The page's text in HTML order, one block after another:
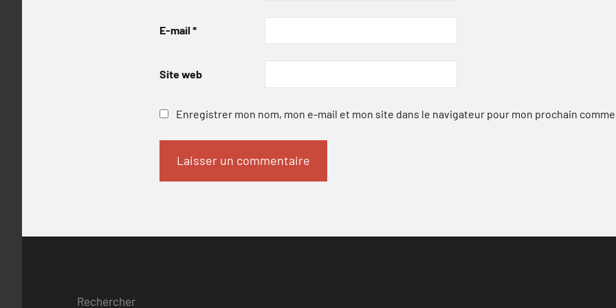
E-mail *
Site web
Enregistrer mon nom, mon e-mail et mon site dans le navigateur pour mon prochain
Rechercher